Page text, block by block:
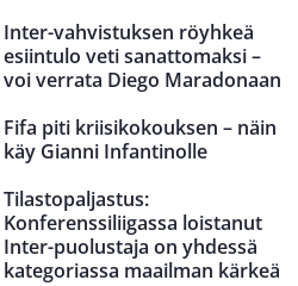
Inter-vahvistuksen röyhkeä
esiintulo veti sanattomaksi –
voi verrata Diego Maradonaan
Fifa piti kriisikokouksen – näin
käy Gianni Infantinolle
Tilastopaljastus:
Konferenssiliigassa loistanut
Inter-puolustaja on yhdessä
kategoriassa maailman kärkeä